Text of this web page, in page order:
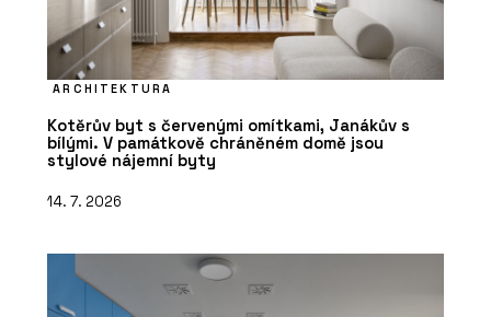
ARCHITEKTURA
Kotěrův byt s červenými omítkami, Janákův s
bílými. V památkově chráněném domě jsou
stylové nájemní byty
14. 7. 2026